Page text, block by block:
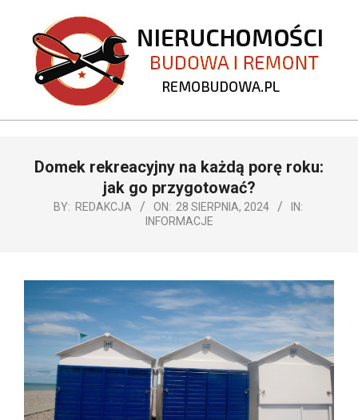
content
REMOBUDOWA.PL
NavigationDomek rekreacyjny na każdą porę roku:
jak go przygotować?
BY: REDAKCJA ON: 28 SIERPNIA, 2024
IN:
INFORMACJE